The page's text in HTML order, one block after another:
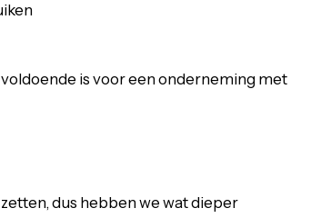
is voor een onderneming met
dus hebben we wat dieper